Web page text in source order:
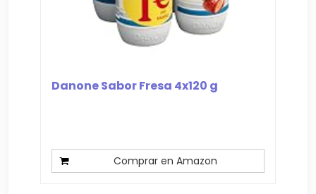
Danone Sabor Fresa 4x120 g
Comprar en Amazon